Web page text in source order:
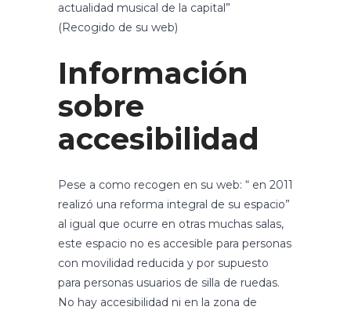
actualidad musical de la capital”
(Recogido de su web)
Información
sobre
accesibilidad
Pese a como recogen en su web: “ en 2011
realizó una reforma integral de su espacio”
al igual que ocurre en otras muchas salas,
este espacio no es accesible para personas
con movilidad reducida y por supuesto
para personas usuarios de silla de ruedas.
No hay accesibilidad ni en la zona de